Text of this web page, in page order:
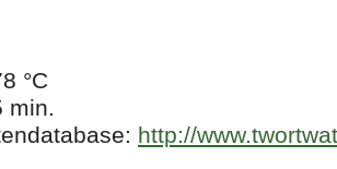
°C
min.
http://